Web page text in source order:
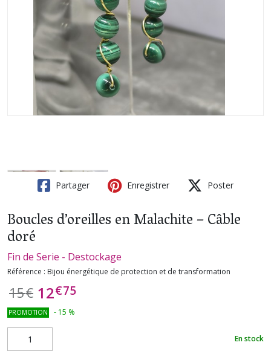
Partager Enregistrer Poster
Boucles d’oreilles en Malachite – Câble
doré
Fin de Serie - Destockage
Référence : Bijou énergétique de protection et de transformation
15€ 12€75
PROMOTION - 15 %
En stock